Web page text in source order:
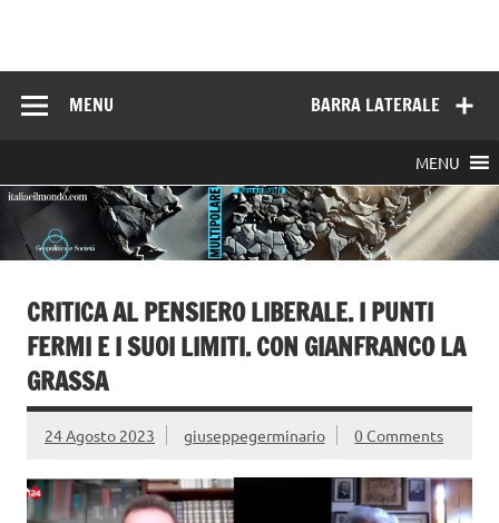
BARRA LATERALE
MENU
MENU
CRITICA AL PENSIERO LIBERALE. I PUNTI
FERMI E I SUOI LIMITI. CON GIANFRANCO LA
GRASSA
24 Agosto 2023 giuseppegerminario 0 Comments